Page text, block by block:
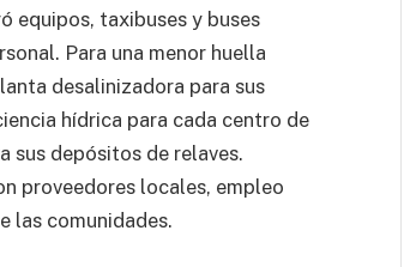
equipos, taxibuses y buses
Para una menor huella
desalinizadora para sus
hídrica para cada centro de
sus depósitos de relaves.
proveedores locales, empleo
las comunidades.